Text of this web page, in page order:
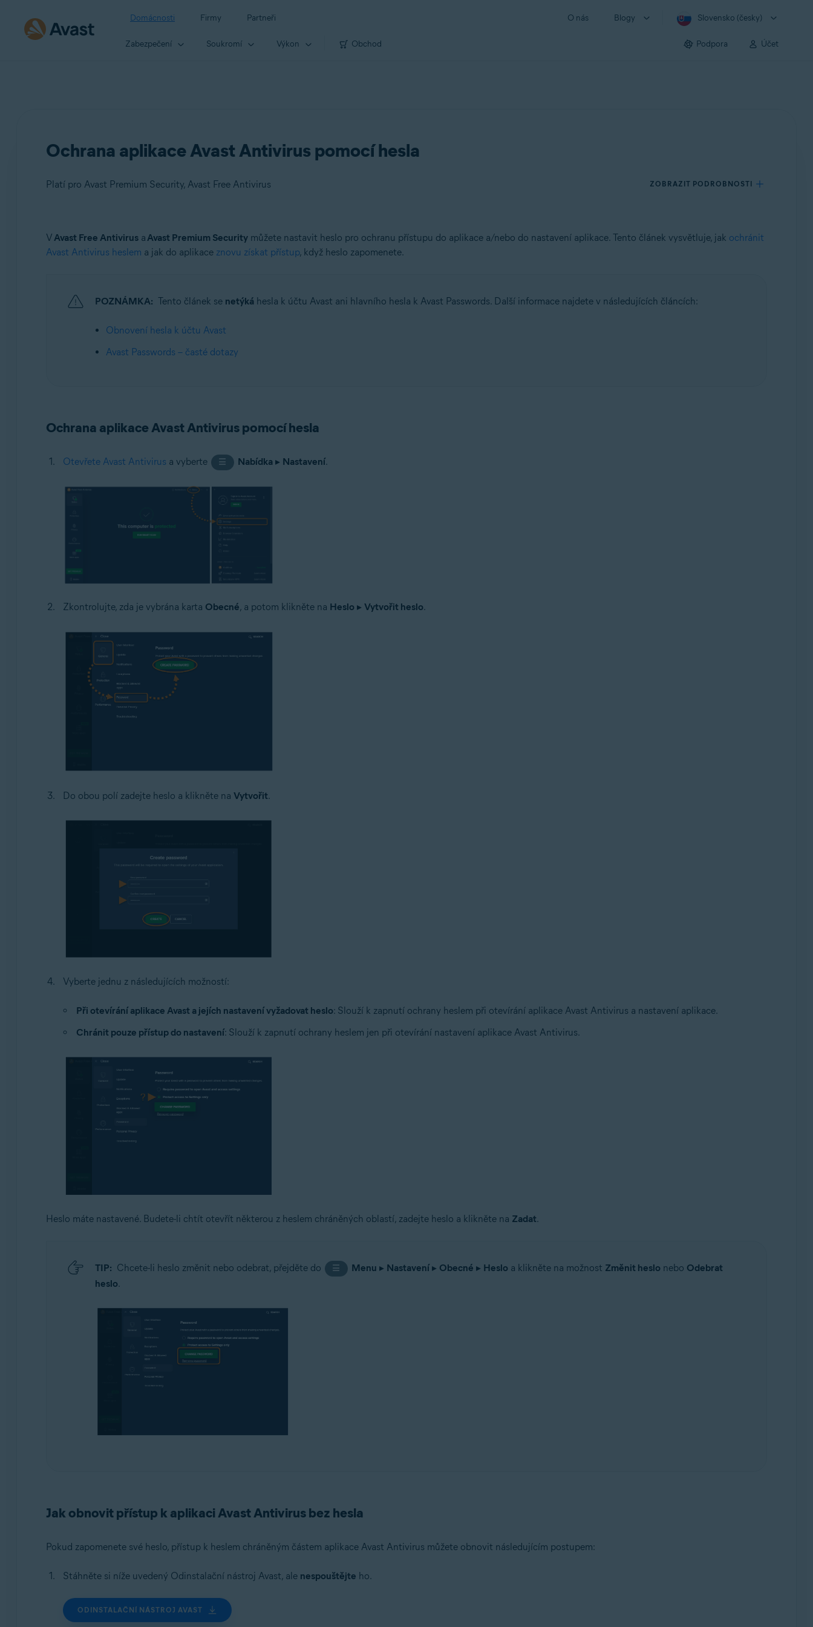
Domácnosti Firmy Partneři O nás Blogy Slovensko (česky)
Zabezpečení Soukromí Výkon Obchod Podpora Účet
Ochrana aplikace Avast Antivirus pomocí hesla
Platí pro Avast Premium Security, Avast Free Antivirus ZOBRAZIT PODROBNOSTI
Produkty:
Avast Premium Security
Operační systémy:
VAvast Free AntivirusaAvast Premium Securitymůžete nastavit heslo pro ochranu přístupu do aplikace a/nebo do nastavení aplikace. Tento článek vysvětluje, jak ochránit
Avast Antivirus heslem a jak do aplikace znovu získat přístup, když heslo zapomenete.
POZNÁMKA: Tento článek se netýkáhesla k účtu Avast ani hlavního hesla k Avast Passwords. Další informace najdete v následujících článcích:
Obnovení hesla k účtu Avast
Avast Passwords – časté dotazy
Ochrana aplikace Avast Antivirus pomocí hesla
Otevřete Avast Antivirus a vyberte ☰ Nabídka ▸ Nastavení.
Zkontrolujte, zda je vybrána karta Obecné, a potom klikněte na Heslo ▸ Vytvořit heslo.
Do obou polí zadejte heslo a klikněte na Vytvořit.
Vyberte jednu z následujících možností:
Při otevírání aplikace Avast a jejích nastavení vyžadovat heslo: Slouží k zapnutí ochrany heslem při otevírání aplikace Avast Antivirus a nastavení aplikace.
Chránit pouze přístup do nastavení: Slouží k zapnutí ochrany heslem jen při otevírání nastavení aplikace Avast Antivirus.
Heslo máte nastavené. Budete-li chtít otevřít některou z heslem chráněných oblastí, zadejte heslo a klikněte na Zadat.
TIP: Chcete-li heslo změnit nebo odebrat, přejděte do ☰ Menu ▸ Nastavení▸ Obecné ▸ Heslo a klikněte na možnost Změnit heslo nebo Odebrat
heslo.
Jak obnovit přístup k aplikaci Avast Antivirus bez hesla
Pokud zapomenete své heslo, přístup k heslem chráněným částem aplikace Avast Antivirus můžete obnovit následujícím postupem:
Stáhněte si níže uvedený Odinstalační nástroj Avast, ale nespouštějte ho.
ODINSTALAČNÍ NÁSTROJ AVAST